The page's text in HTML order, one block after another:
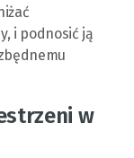
i podnosić ją
w